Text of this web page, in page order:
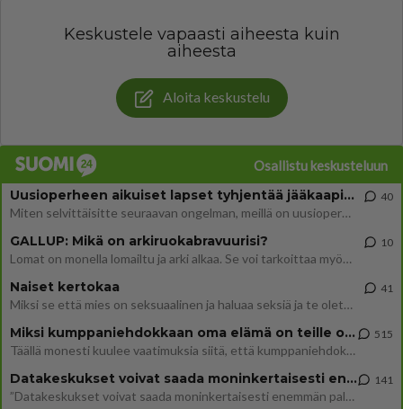
Keskustele vapaasti aiheesta kuin
aiheesta
Aloita keskustelu
Osallistu keskusteluun
Uusioperheen aikuiset lapset tyhjentää jääkaapin käydessään
Miten selvittäisitte seuraavan ongelman, meillä on uusioperhe, minulla teini-ikäiset lapset ja puolisolla aikuiset, jotk
40
GALLUP: Mikä on arkiruokabravuurisi?
Lomat on monella lomailtu ja arki alkaa. Se voi tarkoittaa myös sitä, että grillailut on grillattu ja palataan arjen ruo
10
Naiset kertokaa
Miksi se että mies on seksuaalinen ja haluaa seksiä ja te olette hänen mielestänne haluttava on vastenmielistä? Mikä sii
41
Miksi kumppaniehdokkaan oma elämä on teille ongelma?
Täällä monesti kuulee vaatimuksia siitä, että kumppaniehdokkaalla ei saisi olla lemmikkejä, lapsia, kavereita, eksiä, su
515
Datakeskukset voivat saada moninkertaisesti enemmän palautuksia kuin mitä ne maksavat veroja
”Datakeskukset voivat saada moninkertaisesti enemmän palautuksia kuin mitä ne maksavat veroja”, sanoo professori Jussi K
141